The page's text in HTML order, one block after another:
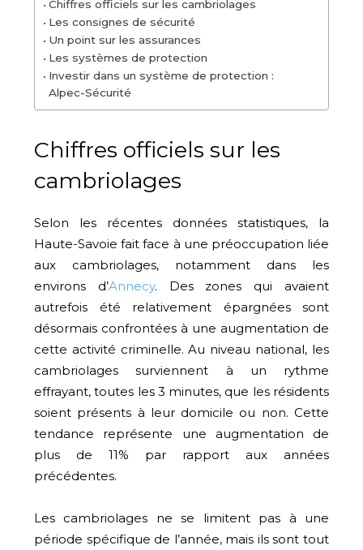
Chiffres officiels sur les cambriolages
Les consignes de sécurité
Un point sur les assurances
Les systèmes de protection
Investir dans un système de protection :
Alpec-Sécurité
Chiffres officiels sur les
cambriolages
Selon les récentes données statistiques, la
Haute-Savoie fait face à une préoccupation liée
aux cambriolages, notamment dans les
environs d’Annecy. Des zones qui avaient
autrefois été relativement épargnées sont
désormais confrontées à une augmentation de
cette activité criminelle. Au niveau national, les
cambriolages surviennent à un rythme
effrayant, toutes les 3 minutes, que les résidents
soient présents à leur domicile ou non. Cette
tendance représente une augmentation de
plus de 11% par rapport aux années
précédentes.
Les cambriolages ne se limitent pas à une
période spécifique de l’année, mais ils sont tout